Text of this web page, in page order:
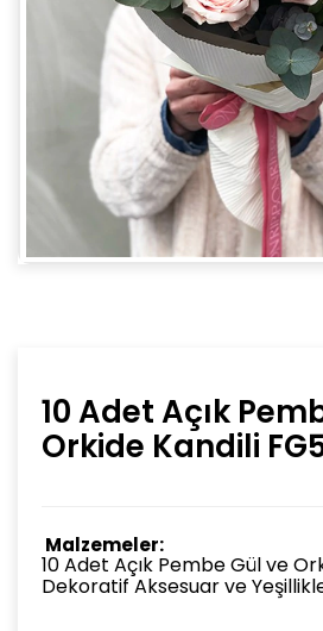
10 Adet Açık
Orkide Kandili
Malzemeler:
10 Adet Açık Pembe Gül ve
Dekoratif Aksesuar ve